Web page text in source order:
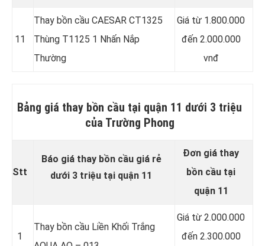
11
Thay bồn cầu CAESAR CT1325
Thùng T1125 1 Nhấn Nắp
Thường
Giá từ 1.800.000
đến 2.000.000
vnđ
Bảng giá thay bồn cầu tại quận 11 dưới 3 triệu
của Trường Phong
Stt
Báo giá thay bồn cầu giá rẻ
dưới 3 triệu tại quận 11
Đơn giá thay
bồn cầu tại
quận 11
1
Thay bồn cầu Liền Khối Trắng
Giá từ 2.000.000
đến 2.300.000